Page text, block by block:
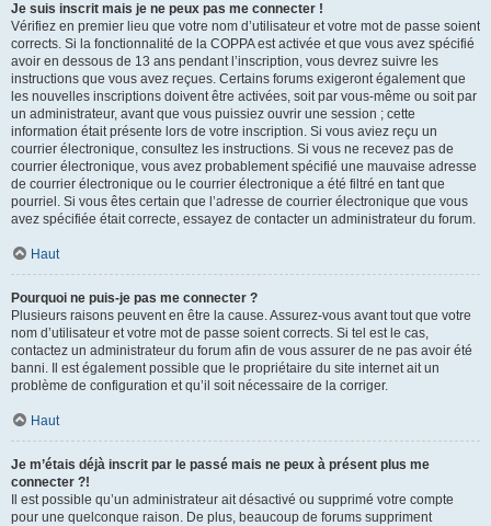
Je suis inscrit mais je ne peux pas me connecter !
Vérifiez en premier lieu que votre nom d’utilisateur et votre mot de passe soient
corrects. Si la fonctionnalité de la COPPA est activée et que vous avez spécifié
avoir en dessous de 13 ans pendant l’inscription, vous devrez suivre les
instructions que vous avez reçues. Certains forums exigeront également que
les nouvelles inscriptions doivent être activées, soit par vous-même ou soit par
un administrateur, avant que vous puissiez ouvrir une session ; cette
information était présente lors de votre inscription. Si vous aviez reçu un
courrier électronique, consultez les instructions. Si vous ne recevez pas de
courrier électronique, vous avez probablement spécifié une mauvaise adresse
de courrier électronique ou le courrier électronique a été filtré en tant que
pourriel. Si vous êtes certain que l’adresse de courrier électronique que vous
avez spécifiée était correcte, essayez de contacter un administrateur du forum.
Haut
Pourquoi ne puis-je pas me connecter ?
Plusieurs raisons peuvent en être la cause. Assurez-vous avant tout que votre
nom d’utilisateur et votre mot de passe soient corrects. Si tel est le cas,
contactez un administrateur du forum afin de vous assurer de ne pas avoir été
banni. Il est également possible que le propriétaire du site internet ait un
problème de configuration et qu’il soit nécessaire de la corriger.
Haut
Je m’étais déjà inscrit par le passé mais ne peux à présent plus me
connecter ?!
Il est possible qu’un administrateur ait désactivé ou supprimé votre compte
pour une quelconque raison. De plus, beaucoup de forums suppriment